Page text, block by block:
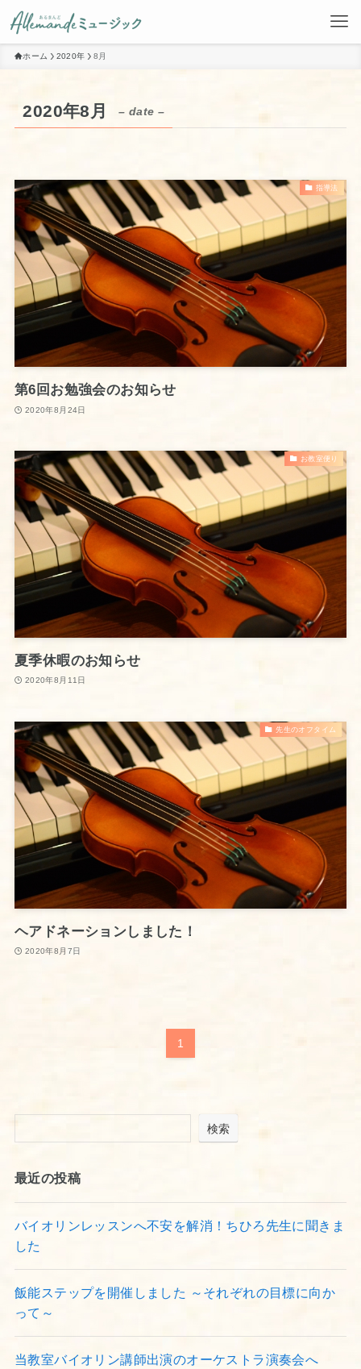
ホーム 2020年 8月
2020年8月 – date –
指導法
第6回お勉強会のお知らせ
2020年8月24日
お教室便り
夏季休暇のお知らせ
2020年8月11日
先生のオフタイム
ヘアドネーションしました！
2020年8月7日
1
検索
最近の投稿
バイオリンレッスンへ不安を解消！ちひろ先生に聞きま
した
飯能ステップを開催しました ～それぞれの目標に向か
って～
当教室バイオリン講師出演のオーケストラ演奏会へ